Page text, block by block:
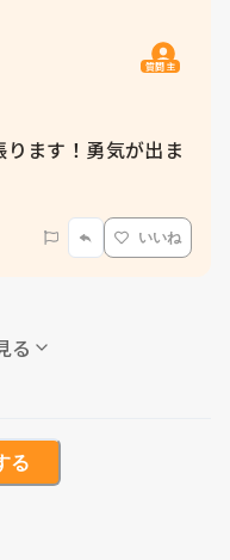
質問主
ます！勇気が出ま
いいね
る
る